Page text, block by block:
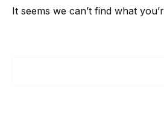
It seems we can’t find what